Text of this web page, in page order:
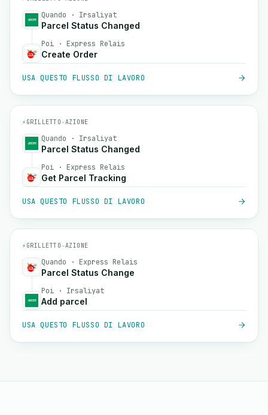
Quando · Irsaliyat
Parcel Status Changed
Poi · Express Relais
Create Order
USA QUESTO FLUSSO DI LAVORO
⚡ GRILLETTO→AZIONE
Quando · Irsaliyat
Parcel Status Changed
Poi · Express Relais
Get Parcel Tracking
USA QUESTO FLUSSO DI LAVORO
⚡ GRILLETTO→AZIONE
Quando · Express Relais
Parcel Status Change
Poi · Irsaliyat
Add parcel
USA QUESTO FLUSSO DI LAVORO